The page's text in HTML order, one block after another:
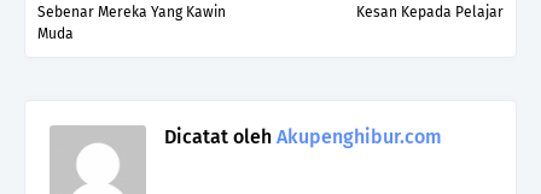
Kesan Kepada Pelajar
Sebenar Mereka Yang Kawin
Muda
Dicatat oleh Akupenghibur.com